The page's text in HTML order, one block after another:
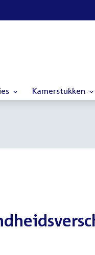
Kamerstukken